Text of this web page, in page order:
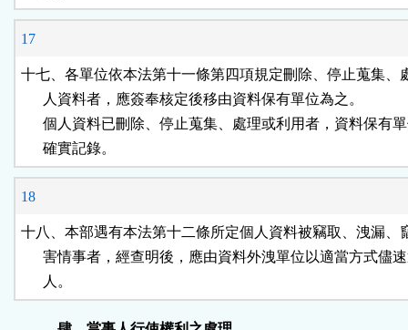
17
十七、各單位依本法第十一條第四項規定刪除、停止蒐集、
      人資料者，應簽奉核定後移由資料保有單位為之。
個人資料已刪除、停止蒐集、處理或利用者，資料保有
      確實記錄。
18
十八、本部遇有本法第十二條所定個人資料被竊取、洩漏、
害情事者，經查明後，應由資料外洩單位以適當方式儘
      人。